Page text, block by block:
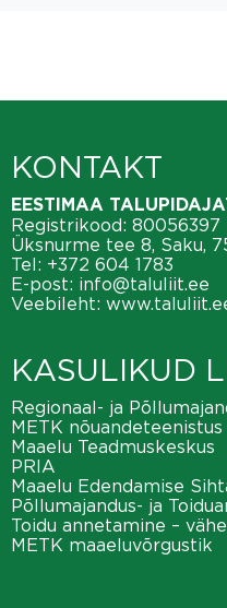
KONTAKT
EESTIMAA
Registrikood: 80056397
Üksnurme tee 8, Saku,
Tel: +372 604 1783
E-post: info@taluliit.ee
Veebileht:
KASULIKUD
Regionaal- ja
METK nõuandeteenistus
Maaelu Teadmuskeskus
PRIA
Maaelu Edendamise
Põllumajandus- ja
Toidu annetamine –
METK maaeluvõrgustik